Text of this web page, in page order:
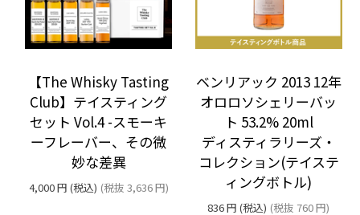
【The Whisky Tasting
Club】テイスティング
セット Vol.4 -スモーキ
ーフレーバー、その微
妙な差異
4,000円 (税込) (税抜 3,636円)
ベンリアック 2013 12年
オロロソシェリーバッ
ト 53.2% 20ml
ディスティラリーズ・
コレクション(テイステ
ィングボトル)
836円 (税込) (税抜 760円)